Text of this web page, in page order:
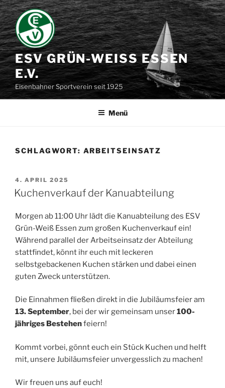
Zum
Inhalt
springen
ESV GRÜN-WEISS ESSEN E
.V.
Eisenbahner Sportverein seit 1925
Menü
SCHLAGWORT: ARBEITSEINSATZ
VERÖFFENTLICHT
AM
4. APRIL 2025
Kuchenverkauf der Kanuabteilung
Morgen ab 11:00 Uhr lädt die Kanuabteilung des ESV
Grün-Weiß Essen zum großen Kuchenverkauf ein!
Während parallel der Arbeitseinsatz der Abteilung
stattfindet, könnt ihr euch mit leckeren
selbstgebackenen Kuchen stärken und dabei einen
guten Zweck unterstützen.
Die Einnahmen fließen direkt in die Jubiläumsfeier am
13. September, bei der wir gemeinsam unser100-
jähriges Bestehenfeiern!
Kommt vorbei, gönnt euch ein Stück Kuchen und helft
mit, unsere Jubiläumsfeier unvergesslich zu machen!
Wir freuen uns auf euch!